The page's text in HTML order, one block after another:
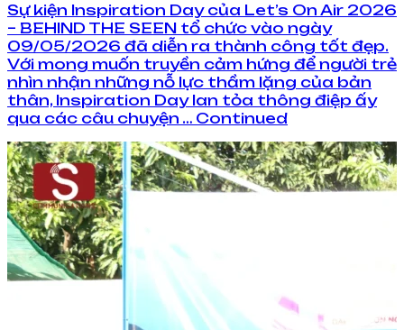
Sự kiện Inspiration Day của Let’s On Air 2026
– BEHIND THE SEEN tổ chức vào ngày
09/05/2026 đã diễn ra thành công tốt đẹp.
Với mong muốn truyền cảm hứng để người trẻ
nhìn nhận những nỗ lực thầm lặng của bản
thân, Inspiration Day lan tỏa thông điệp ấy
qua các câu chuyện … Continued